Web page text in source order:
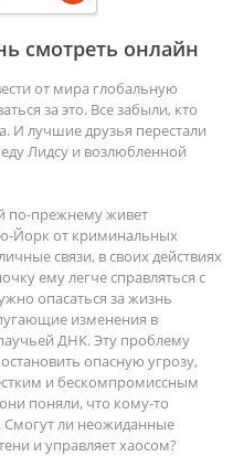
смотреть онлайн
от мира глобальную
за это. Все забыли, кто
И лучшие друзья перестали
Лидсу и возлюбленной
по-прежнему живет
Йорк от криминальных
связи, в своих действиях
ему легче справляться с
опасаться за жизнь
изменения в
ДНК. Эту проблему
опасную угрозу,
и бескомпромиссным
поняли, что кому-то
ли неожиданные
и управляет хаосом?